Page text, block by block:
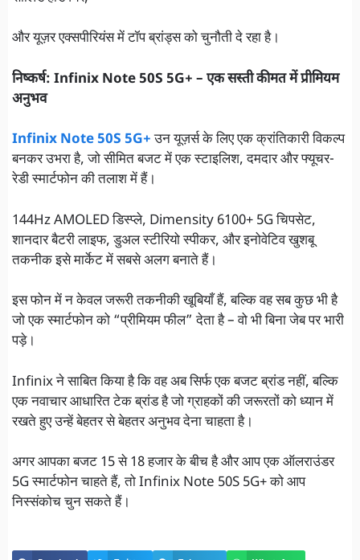
और यूज़र एक्सपीरियंस में टॉप ब्रांड्स को चुनौती दे रहा है।
निष्कर्ष: Infinix Note 50S 5G+ – एक सस्ती कीमत में प्रीमियम
अनुभव
Infinix Note 50S 5G+उन यूज़र्स के लिए एक क्रांतिकारी विकल्प
बनकर उभरा है, जो सीमित बजट में एक स्टाइलिश, दमदार और फ्यूचर-
रेडी स्मार्टफोन की तलाश में हैं।
144Hz AMOLED डिस्प्ले, Dimensity 6100+ 5G चिपसेट,
शानदार बैटरी लाइफ, डुअल स्टीरियो स्पीकर, और इनोवेटिव खुशबू
तकनीक इसे मार्केट में सबसे अलग बनाते हैं।
इस फोन में न केवल जरूरी तकनीकी खूबियाँ हैं, बल्कि वह सब कुछ भी है
जो एक स्मार्टफोन को “प्रीमियम फील” देता है – वो भी बिना जेब पर भारी
पड़े।
Infinix ने साबित किया है कि वह अब सिर्फ एक बजट ब्रांड नहीं, बल्कि
एक नवाचार आधारित टेक ब्रांड है जो ग्राहकों की जरूरतों को ध्यान में
रखते हुए उन्हें बेहतर से बेहतर अनुभव देना चाहता है।
अगर आपका बजट 15 से 18 हजार के बीच है और आप एक ऑलराउंडर
5G स्मार्टफोन चाहते हैं, तो Infinix Note 50S 5G+ को आप
निस्संकोच चुन सकते हैं।